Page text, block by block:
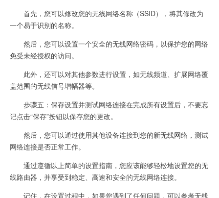
首先，您可以修改您的无线网络名称（SSID），将其修改为
一个易于识别的名称。
然后，您可以设置一个安全的无线网络密码，以保护您的网络
免受未经授权的访问。
此外，还可以对其他参数进行设置，如无线频道、扩展网络覆
盖范围的无线信号增幅器等。
步骤五：保存设置并测试网络连接在完成所有设置后，不要忘
记点击“保存”按钮以保存您的更改。
然后，您可以通过使用其他设备连接到您的新无线网络，测试
网络连接是否正常工作。
通过遵循以上简单的设置指南，您应该能够轻松地设置您的无
线路由器，并享受到稳定、高速和安全的无线网络连接。
记住，在设置过程中，如果您遇到了任何问题，可以参考无线